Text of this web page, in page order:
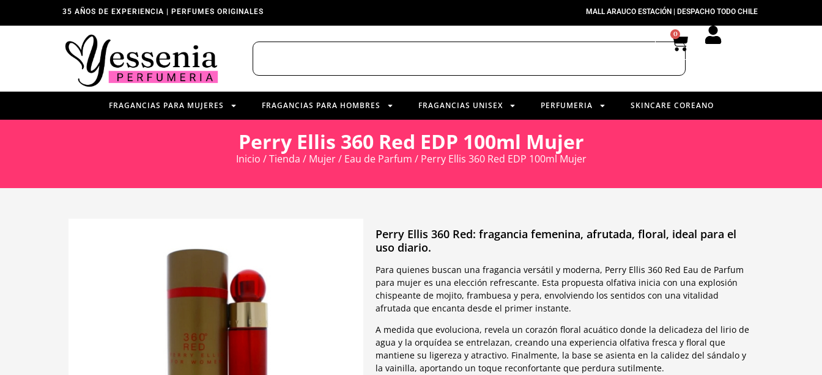
35 AÑOS DE EXPERIENCIA | PERFUMES ORIGINALES MALL ARAUCO ESTACIÓN | DESPACHO TODO CHILE
0
FRAGANCIAS PARA MUJERES FRAGANCIAS PARA HOMBRES FRAGANCIAS UNISEX PERFUMERIA SKINCARE COREANO
Perry Ellis 360 Red EDP 100ml Mujer
Inicio /Tienda / Mujer/ Eau de Parfum / Perry Ellis 360 Red EDP 100ml Mujer
Perry Ellis 360 Red: fragancia femenina, afrutada, floral, ideal para el
uso diario.
Para quienes buscan una fragancia versátil y moderna, Perry Ellis 360 Red Eau de Parfum
para mujer es una elección refrescante. Esta propuesta olfativa inicia con una explosión
chispeante de mojito, frambuesa y pera, envolviendo los sentidos con una vitalidad
afrutada que encanta desde el primer instante.
A medida que evoluciona, revela un corazón floral acuático donde la delicadeza del lirio de
agua y la orquídea se entrelazan, creando una experiencia olfativa fresca y floral que
mantiene su ligereza y atractivo. Finalmente, la base se asienta en la calidez del sándalo y
la vainilla, aportando un toque reconfortante que perdura sutilmente.